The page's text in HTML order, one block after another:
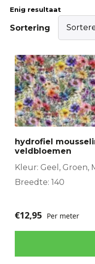
Enig resultaat
Sortering
hydrofiel
veldbloemen
Kleur: Geel, Groen,
Breedte: 140
€12,95 Per meter